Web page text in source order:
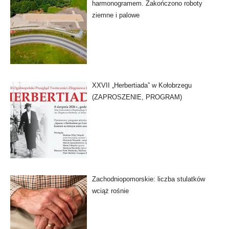
harmonogramem. Zakończono roboty
ziemne i palowe
XXVII „Herbertiada” w Kołobrzegu
(ZAPROSZENIE, PROGRAM)
Zachodniopomorskie: liczba stulatków
wciąż rośnie